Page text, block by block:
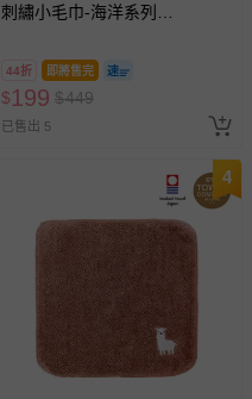
刺繡小毛巾-海洋系列
(Penguin)
44折 即將售完
$199 $449
已售出 5
4